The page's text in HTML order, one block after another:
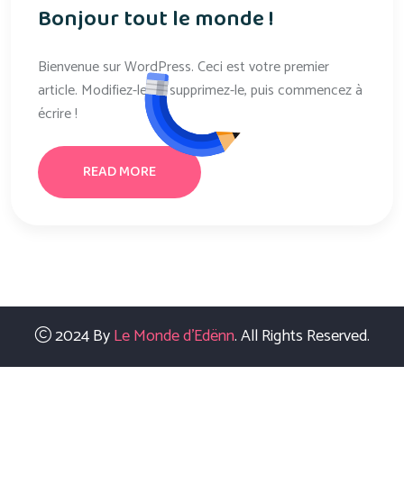
Bonjour tout le monde !
Bienvenue sur WordPress. Ceci est votre premier
article. Modifiez-le ou supprimez-le, puis commencez à
écrire !
READ MORE
2024 ByLe Monde d'Edënn. All Rights Reserved.